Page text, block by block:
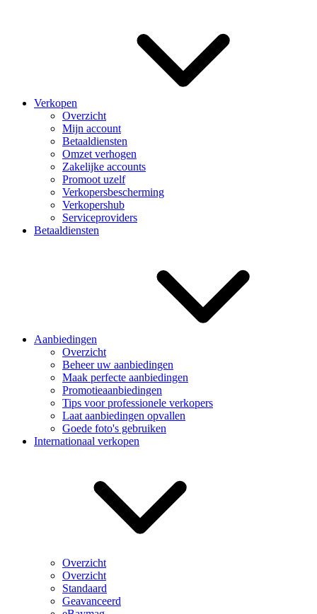
Verkopen
Overzicht
Mijn account
Betaaldiensten
Omzet verhogen
Zakelijke accounts
Promoot uzelf
Verkopersbescherming
Verkopershub
Serviceproviders
Betaaldiensten
Aanbiedingen
Overzicht
Beheer uw aanbiedingen
Maak perfecte aanbiedingen
Promotieaanbiedingen
Tips voor professionele verkopers
Laat aanbiedingen opvallen
Goede foto's gebruiken
Internationaal verkopen
Overzicht
Overzicht
Standaard
Geavanceerd